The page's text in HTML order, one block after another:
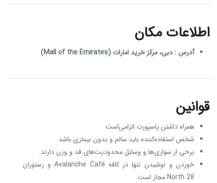
اطلاعات مکان
آدرس : دبی، مرکز خرید امارات (Mall of the Emirates)
قوانین
همراه داشتن پاسپورت الزامی‌است
شخص استفاده‌کننده باید سالم و بدون بیماری باشد.
برخی از سواری‌ها و وسایل محدودیت‌های قد و وزن دارند.
خوردن و نوشیدن تنها در کافه Avalanche Café و رستوران
North 28 مجاز است.